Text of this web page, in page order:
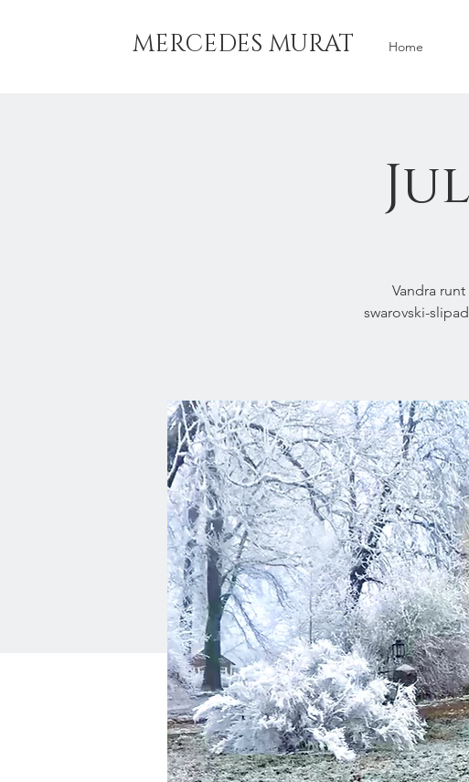
MERCEDES MURAT Home
Vandra
swarovski-